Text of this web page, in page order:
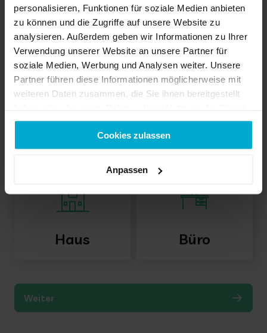
personalisieren, Funktionen für soziale Medien anbieten
zu können und die Zugriffe auf unsere Website zu
analysieren. Außerdem geben wir Informationen zu Ihrer
Verwendung unserer Website an unsere Partner für
soziale Medien, Werbung und Analysen weiter. Unsere
Partner führen diese Informationen möglicherweise mit
weiteren Daten zusammen, die Sie ihnen bereitgestellt
gesammelt haben.
Cookies zulassen
Anpassen